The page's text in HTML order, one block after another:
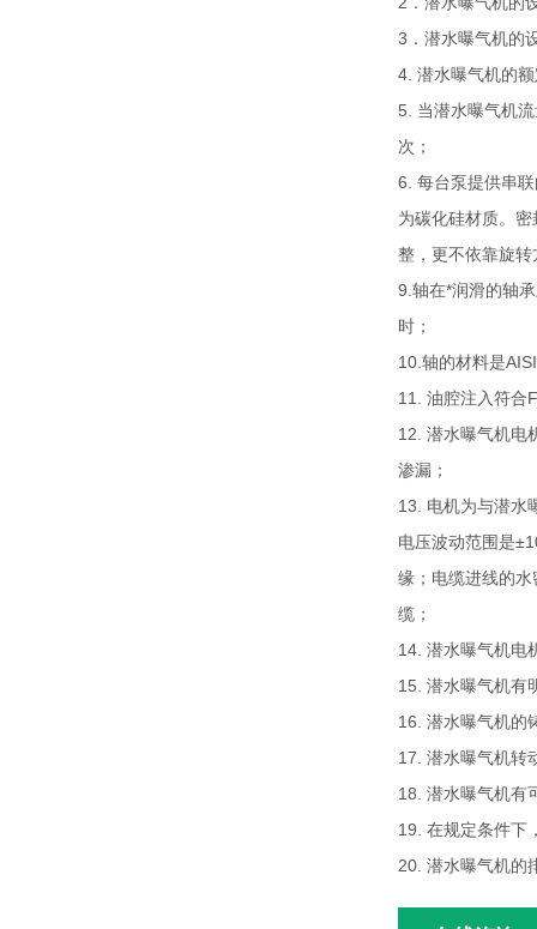
3．潜水曝气机的
4. 潜水曝气机的
5. 当潜水曝气机
次；
6. 每台泵提供串
为碳化硅材质。
整，更不依靠旋
9.轴在*润滑的轴
时；
10.轴的材料是
11. 油腔注入符合
12. 潜水曝气机电
渗漏；
13. 电机为与潜水
电压波动范围是
缘；电缆进线的
缆；
14. 潜水曝气机电
15. 潜水曝气机有
16. 潜水曝气机的
17. 潜水曝气机转
18. 潜水曝气机有
19. 在规定条件下
20. 潜水曝气机的